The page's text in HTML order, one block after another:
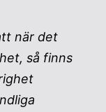
när det
så finns